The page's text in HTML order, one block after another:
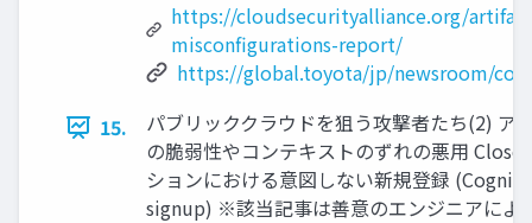
https://cloudsecurityalliance.org/
misconfigurations-report/
https://global.toyota/jp/newsroom/
15.
パブリッククラウドを狙う攻撃者たち(2) ア
の脆弱性やコンテキストのずれの悪用
ションにおける意図しない新規登録
signup) ※該当記事は善意のエンジニアによ